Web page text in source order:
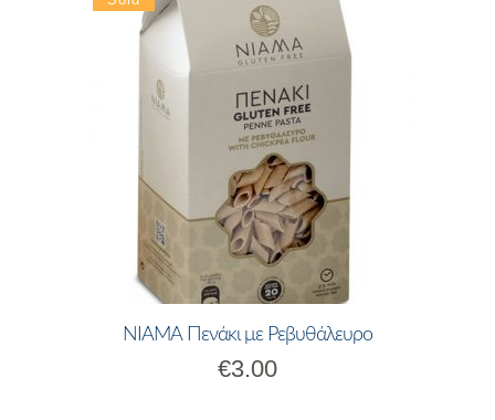
ΝΙΑΜΑ Πενάκι με Ρεβυθάλευρο
€3.00